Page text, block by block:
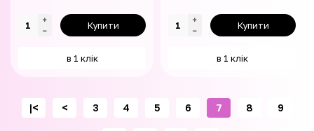
Купити
в 1 клік
Купити
в 1 клік
|< < 3 4 5 6 7 8 9